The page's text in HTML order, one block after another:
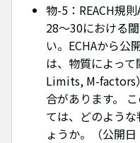
物-5：REACH規
28～30における
い。ECHAから公
は、物質によっ
Limits, M-factors
合があります。
ては、どのよう
ょうか。（公開日